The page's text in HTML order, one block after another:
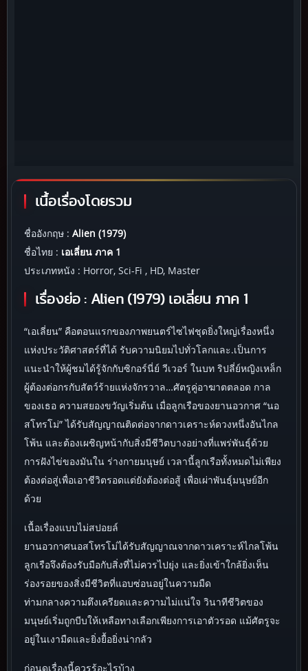
เนื้อเรื่องโดยรวม
ชื่ออังกฤษ : Alien (1979)
ชื่อไทย : เอเลี่ยน ภาค 1
ประเภทหนัง : Horror, Sci-Fi , HD, Master
เรื่องย่อ : Alien (1979) เอเลี่ยน ภาค 1
“เอเลี่ยน” คือตอนแรกของภาพยนตร์ไซไฟชุดยิ่งใหญ่เรื่องหนึ่ง
แห่งประวัติศาสตร์ที่ได้ รับความนิยมไปทั่วโลกและ.เป็นการ
แนะนำให้ผู้ชมได้รู้จักกับซิกอร์นี่ย์ วีเวอร์ ในบท ริปลี่ย์หญิงเหล็ก
ผู้ต้องต่อกรกับสัตว์ร้ายแห่งจักรวาล…ศัตรูคู่อาฆาตตลอด กาล
ของเธอ ความสยองขวัญเริ่มต้น เมื่อลูกเรือของยานอวกาศ “นอ
สโทรโม่” ได้รับสัญญาณติดต่อจากดาวเคราะห์ดวงหนึ่งอันไกล
โพ้น และต้องเผชิญหน้ากับสิ่งมีชีวิตบางอย่างที่แพร่พันธุ์ด้วย
การฝังไข่ของมันใน ร่างกายมนุษย์ เวลานี้ลูกเรือทั้งหมดไม่เพียง
ต้องต่อสู่เพื่อเอาชีวิตรอดแต่ยังต้องต่อสู้ เพื่อเผ่าพันธุ์มนุษย์อีก
ด้วย
เนื้อเรื่องแบบไม่สปอยล์
ยานอวกาศนอสโทรโม่ได้รับสัญญาณจากดาวเคราะห์ไกลโพ้น
ลูกเรือจึงต้องรับมือกับสิ่งที่ไม่ควรไปยุ่ง และยิ่งเข้าใกล้ยิ่งเห็น
ร่องรอยของสิ่งมีชีวิตที่แอบซ่อนอยู่ในความมืด
ท่ามกลางความตึงเครียดและความไม่แน่ใจ วินาทีชีวิตของ
มนุษย์เริ่มถูกบีบให้เหลือทางเลือกเพียงการเอาตัวรอด แม้ศัตรูจะ
อยู่ในเงามืดและยิ่งยื้อยิ่งน่ากลัว
ก่อนดูเรื่องนี้ควรรู้อะไรบ้าง